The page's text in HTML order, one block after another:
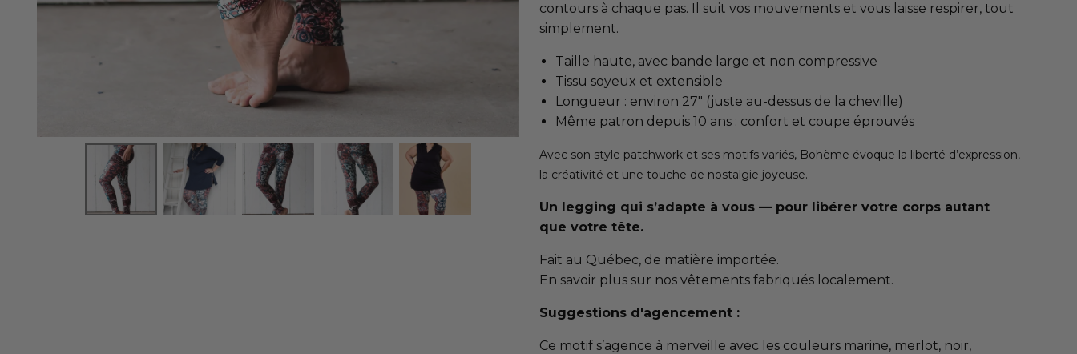
contours à chaque pas. Il suit vos mouvements et vous laisse respirer, tout
simplement.
Taille haute, avec bande large et non compressive
Tissu soyeux et extensible
Longueur : environ 27" (juste au-dessus de la cheville)
Même patron depuis 10 ans : confort et coupe éprouvés
Avec son style patchwork et ses motifs variés, Bohème évoque la liberté d’expression,
la créativité et une touche de nostalgie joyeuse.
Un legging qui s’adapte à vous — pour libérer votre corps autant
que votre tête.
Fait au Québec, de matière importée.
En savoir plus sur nos vêtements fabriqués localement.
Suggestions d'agencement :
Ce motif s’agence à merveille avec les couleurs marine, merlot, noir,